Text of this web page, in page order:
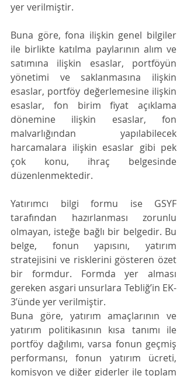
yer verilmiştir.
Buna göre, fona ilişkin genel bilgiler
ile birlikte katılma paylarının alım ve
satımına ilişkin esaslar, portföyün
yönetimi ve saklanmasına ilişkin
esaslar, portföy değerlemesine ilişkin
esaslar, fon birim fiyat açıklama
dönemine ilişkin esaslar, fon
malvarlığından yapılabilecek
harcamalara ilişkin esaslar gibi pek
çok konu, ihraç belgesinde
düzenlenmektedir.
Yatırımcı bilgi formu ise GSYF
tarafından hazırlanması zorunlu
olmayan, isteğe bağlı bir belgedir. Bu
belge, fonun yapısını, yatırım
stratejisini ve risklerini gösteren özet
bir formdur. Formda yer alması
gereken asgari unsurlara Tebliğ’in EK-
3’ünde yer verilmiştir.
Buna göre, yatırım amaçlarının ve
yatırım politikasının kısa tanımı ile
portföy dağılımı, varsa fonun geçmiş
performansı, fonun yatırım ücreti,
komisyon ve diğer giderler ile toplam